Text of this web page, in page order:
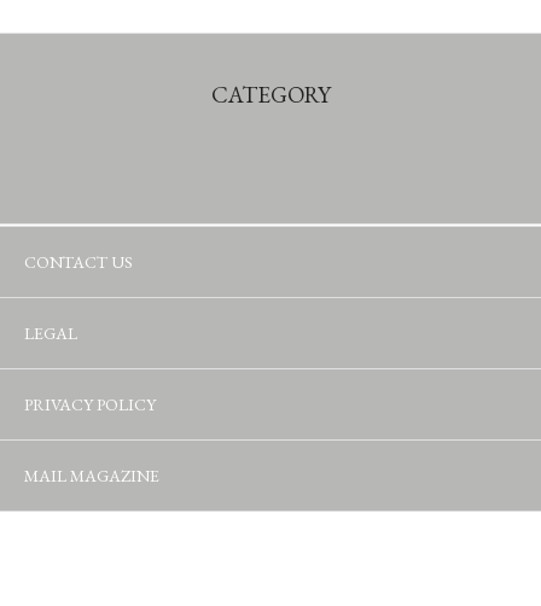
CATEGORY
CONTACT US
LEGAL
PRIVACY POLICY
MAIL MAGAZINE